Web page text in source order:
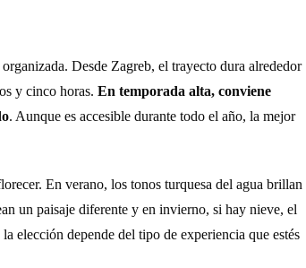
Desde Zagreb, el trayecto dura alrededor
y cinco horas. En temporada alta, conviene
. Aunque es accesible durante todo el año, la mejor
En verano, los tonos turquesa del agua brillan
un paisaje diferente y en invierno, si hay nieve, el
elección depende del tipo de experiencia que estés